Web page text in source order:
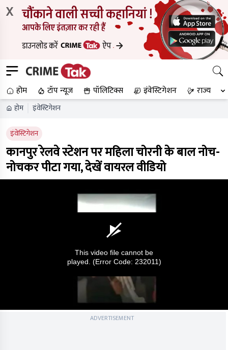
X
होम टॉप न्यूज पॉलिटिक्स इंवेस्टिगेशन राज्य
होम इंवेस्टिगेशन
इंवेस्टिगेशन
कानपुर रेलवे स्टेशन पर महिला चोरनी के बाल नोच-
नोचकर पीटा गया, देखें वायरल वीडियो
This video file cannot be
played. (Error Code: 232011)
ADVERTISEMENT